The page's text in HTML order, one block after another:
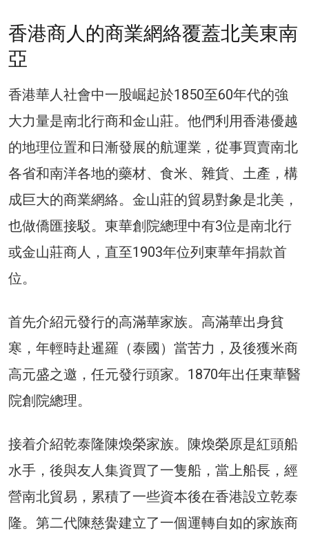
香港商人的商業網絡覆蓋北美東南
亞
香港華人社會中一股崛起於1850至60年代的強
大力量是南北行商和金山莊。他們利用香港優越
的地理位置和日漸發展的航運業，從事買賣南北
各省和南洋各地的藥材、食米、雜貨、土產，構
成巨大的商業網絡。金山莊的貿易對象是北美，
也做僑匯接駁。東華創院總理中有3位是南北行
或金山莊商人，直至1903年位列東華年捐款首
位。
首先介紹元發行的高滿華家族。高滿華出身貧
寒，年輕時赴暹羅（泰國）當苦力，及後獲米商
高元盛之邀，任元發行頭家。1870年出任東華醫
院創院總理。
接着介紹乾泰隆陳煥榮家族。陳煥榮原是紅頭船
水手，後與友人集資買了一隻船，當上船長，經
營南北貿易，累積了一些資本後在香港設立乾泰
隆。第二代陳慈黌建立了一個運轉自如的家族商